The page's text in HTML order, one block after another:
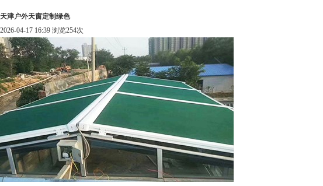
天津户外天窗定制绿色
2026-04-17 16:39 浏览254次